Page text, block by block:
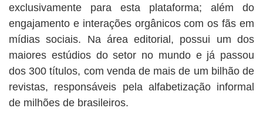
exclusivamente para esta plataforma; além do
engajamento e interações orgânicos com os fãs em
mídias sociais. Na área editorial, possui um dos
maiores estúdios do setor no mundo e já passou
dos 300 títulos, com venda de mais de um bilhão de
revistas, responsáveis pela alfabetização informal
de milhões de brasileiros.